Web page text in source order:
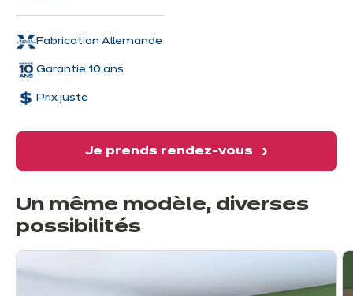
Fabrication Allemande
Garantie 10 ans
Prix juste
Je prends rendez-vous
Un même modèle, diverses
possibilités